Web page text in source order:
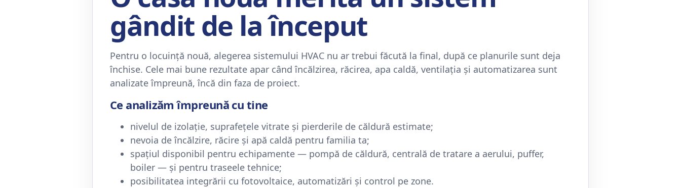
gândit de la început
Pentru o locuință nouă, alegerea sistemului HVAC nu ar trebui făcută la final, după ce planurile sunt deja
închise. Cele mai bune rezultate apar când încălzirea, răcirea, apa caldă, ventilația și automatizarea sunt
analizate împreună, încă din faza de proiect.
Ce analizăm împreună cu tine
nivelul de izolație, suprafețele vitrate și pierderile de căldură estimate;
nevoia de încălzire, răcire și apă caldă pentru familia ta;
spațiul disponibil pentru echipamente — pompă de căldură, centrală de tratare a aerului, puffer,
boiler — și pentru traseele tehnice;
posibilitatea integrării cu fotovoltaice, automatizări și control pe zone.